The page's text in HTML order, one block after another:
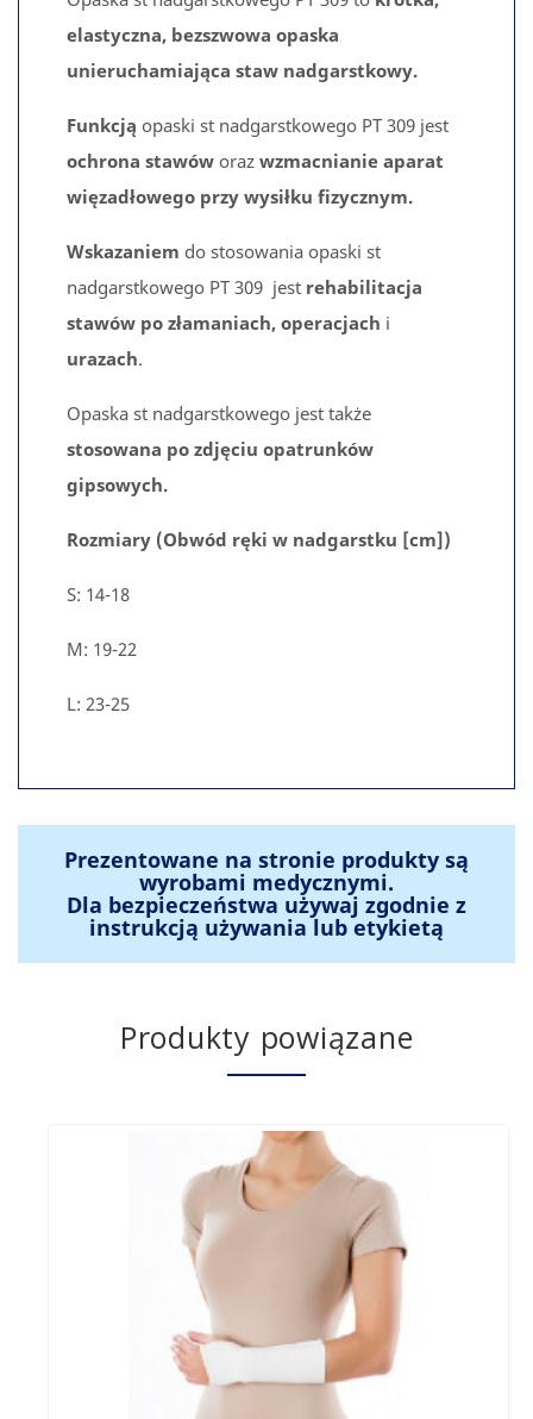
elastyczna, bezszwowa opaska
unieruchamiająca staw nadgarstkowy.
Funkcją opaski st nadgarstkowego PT 309 jest
ochrona stawów oraz wzmacnianie aparat
więzadłowego przy wysiłku fizycznym.
Wskazaniem do stosowania opaski st
nadgarstkowego PT 309 jest rehabilitacja
stawów po złamaniach, operacjach i
urazach.
Opaska st nadgarstkowego jest także
stosowana po zdjęciu opatrunków
gipsowych.
Rozmiary (Obwód ręki w nadgarstku [cm])
S: 14-18
M: 19-22
L: 23-25
Prezentowane na stronie produkty są
wyrobami medycznymi.
Dla bezpieczeństwa używaj zgodnie z
instrukcją używania lub etykietą
Produkty powiązane